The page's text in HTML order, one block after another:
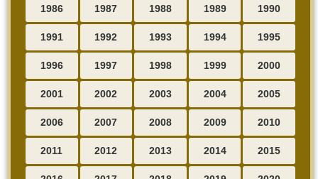
1986 1987 1988 1989 1990
1991 1992 1993 1994 1995
1996 1997 1998 1999 2000
2001 2002 2003 2004 2005
2006 2007 2008 2009 2010
2011 2012 2013 2014 2015